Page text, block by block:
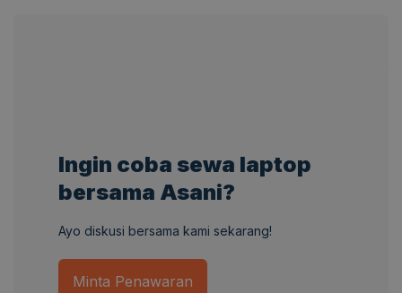
Ingin coba sewa laptop
bersama Asani?
Ayo diskusi bersama kami sekarang!
Minta Penawaran